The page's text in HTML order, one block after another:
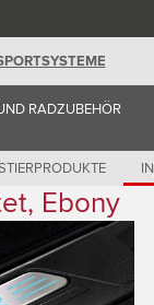
RADZUBEHÖR
Ebony